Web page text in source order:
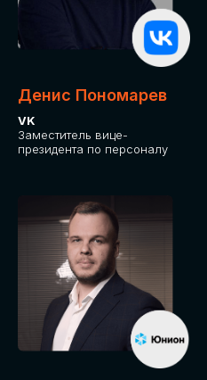
Денис Пономарев
VK
Заместитель вице-
президента по персоналу